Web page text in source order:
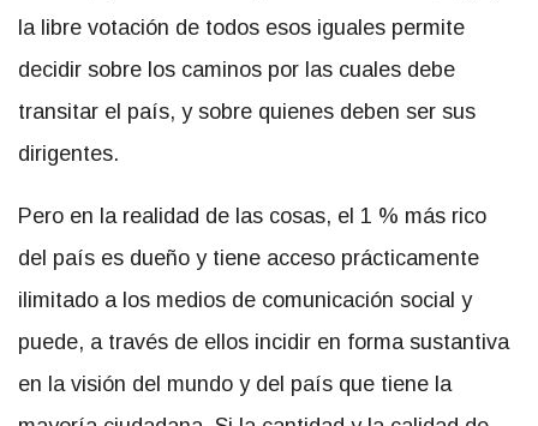
la libre votación de todos esos iguales permite
decidir sobre los caminos por las cuales debe
transitar el país, y sobre quienes deben ser sus
dirigentes.
Pero en la realidad de las cosas, el 1 % más rico
del país es dueño y tiene acceso prácticamente
ilimitado a los medios de comunicación social y
puede, a través de ellos incidir en forma sustantiva
en la visión del mundo y del país que tiene la